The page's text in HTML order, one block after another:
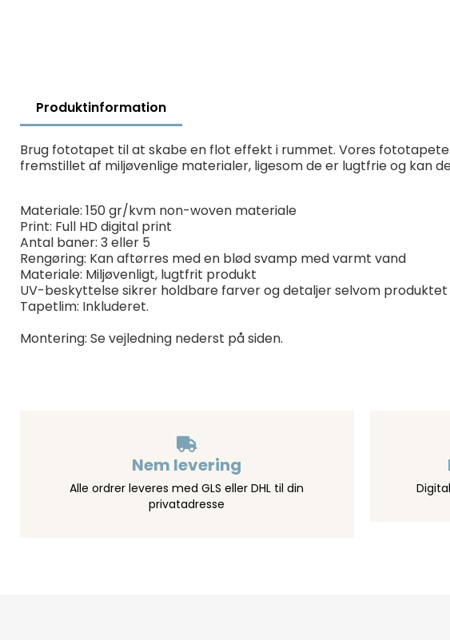
Produktinformation
Brug fototapet til at skabe en flot effekt i rummet. Vores
fremstillet af miljøvenlige materialer, ligesom de er lugtfrie og kan
Materiale: 150 gr/kvm non-woven materiale
Print: Full HD digital print
Antal baner: 3 eller 5
Rengøring: Kan aftørres med en blød svamp med varmt vand
Materiale: Miljøvenligt, lugtfrit produkt
UV-beskyttelse sikrer holdbare farver og detaljer selvom
Tapetlim: Inkluderet.
Montering: Se vejledning nederst på siden.
Nem levering
Alle ordrer leveres med GLS eller DHL til din
privatadresse